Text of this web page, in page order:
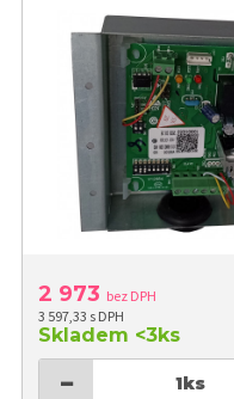
2 973 bez DPH
3 597,33 s DPH
Skladem <3ks
− 1ks